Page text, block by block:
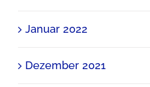
Januar 2022
Dezember 2021